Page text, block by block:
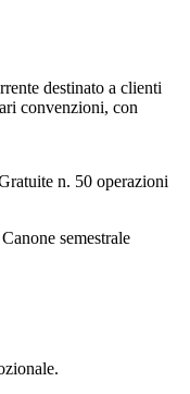
destinato a clienti
convenzioni, con
n. 50 operazioni
semestrale